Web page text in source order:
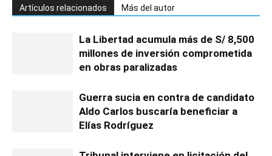
Artículos relacionados Más del autor
La Libertad acumula más de S/ 8,500
millones de inversión comprometida
en obras paralizadas
Guerra sucia en contra de candidato
Aldo Carlos buscaría beneficiar a
Elías Rodríguez